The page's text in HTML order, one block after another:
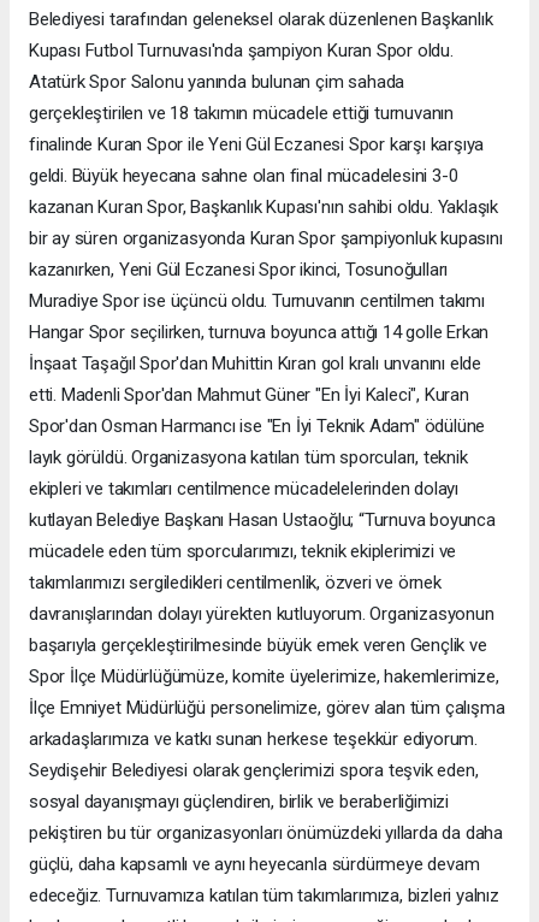
Belediyesi tarafından geleneksel olarak düzenlenen Başkanlık
Kupası Futbol Turnuvası'nda şampiyon Kuran Spor oldu.
Atatürk Spor Salonu yanında bulunan çim sahada
gerçekleştirilen ve 18 takımın mücadele ettiği turnuvanın
finalinde Kuran Spor ile Yeni Gül Eczanesi Spor karşı karşıya
geldi. Büyük heyecana sahne olan final mücadelesini 3-0
kazanan Kuran Spor, Başkanlık Kupası'nın sahibi oldu. Yaklaşık
bir ay süren organizasyonda Kuran Spor şampiyonluk kupasını
kazanırken, Yeni Gül Eczanesi Spor ikinci, Tosunoğulları
Muradiye Spor ise üçüncü oldu. Turnuvanın centilmen takımı
Hangar Spor seçilirken, turnuva boyunca attığı 14 golle Erkan
İnşaat Taşağıl Spor'dan Muhittin Kıran gol kralı unvanını elde
etti. Madenli Spor'dan Mahmut Güner "En İyi Kaleci", Kuran
Spor'dan Osman Harmancı ise "En İyi Teknik Adam" ödülüne
layık görüldü. Organizasyona katılan tüm sporcuları, teknik
ekipleri ve takımları centilmence mücadelelerinden dolayı
kutlayan Belediye Başkanı Hasan Ustaoğlu; “Turnuva boyunca
mücadele eden tüm sporcularımızı, teknik ekiplerimizi ve
takımlarımızı sergiledikleri centilmenlik, özveri ve örnek
davranışlarından dolayı yürekten kutluyorum. Organizasyonun
başarıyla gerçekleştirilmesinde büyük emek veren Gençlik ve
Spor İlçe Müdürlüğümüze, komite üyelerimize, hakemlerimize,
İlçe Emniyet Müdürlüğü personelimize, görev alan tüm çalışma
arkadaşlarımıza ve katkı sunan herkese teşekkür ediyorum.
Seydişehir Belediyesi olarak gençlerimizi spora teşvik eden,
sosyal dayanışmayı güçlendiren, birlik ve beraberliğimizi
pekiştiren bu tür organizasyonları önümüzdeki yıllarda da daha
güçlü, daha kapsamlı ve aynı heyecanla sürdürmeye devam
edeceğiz. Turnuvamıza katılan tüm takımlarımıza, bizleri yalnız